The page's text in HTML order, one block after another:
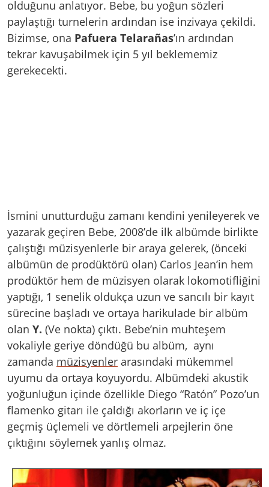
olduğunu anlatıyor. Bebe, bu yoğun sözleri
paylaştığı turnelerin ardından ise inzivaya çekildi.
Bizimse, ona Pafuera Telarañas’ın ardından
tekrar kavuşabilmek için 5 yıl beklememiz
gerekecekti.
İsmini unutturduğu zamanı kendini yenileyerek ve
yazarak geçiren Bebe, 2008’de ilk albümde birlikte
çalıştığı müzisyenlerle bir araya gelerek, (önceki
albümün de prodüktörü olan) Carlos Jean’in hem
prodüktör hem de müzisyen olarak lokomotifliğini
yaptığı, 1 senelik oldukça uzun ve sancılı bir kayıt
sürecine başladı ve ortaya harikulade bir albüm
olan Y. (Ve nokta) çıktı. Bebe’nin muhteşem
vokaliyle geriye döndüğü bu albüm, aynı
zamanda müzisyenler arasındaki mükemmel
uyumu da ortaya koyuyordu. Albümdeki akustik
yoğunluğun içinde özellikle Diego “Ratón” Pozo’un
flamenko gitarı ile çaldığı akorların ve iç içe
geçmiş üçlemeli ve dörtlemeli arpejlerin öne
çıktığını söylemek yanlış olmaz.